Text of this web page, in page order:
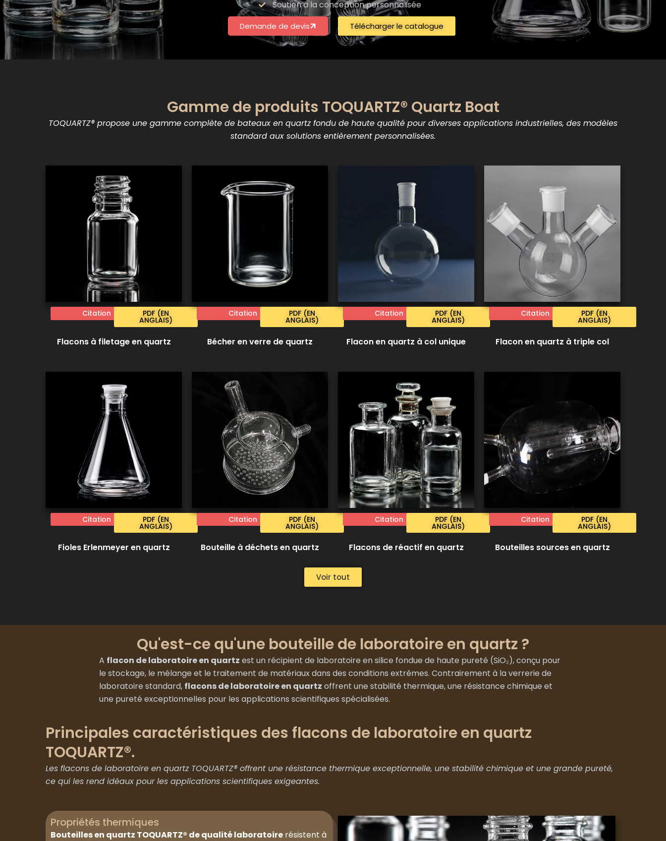
Soutien à la conception personnalisée
Demande de devis Télécharger le catalogue
Gamme de produits TOQUARTZ® Quartz Boat
TOQUARTZ® propose une gamme complète de bateaux en quartz fondu de haute qualité pour diverses applications industrielles, des modèles
standard aux solutions entièrement personnalisées.
Citation PDF (EN
ANGLAIS)
Flacons à filetage en quartz
Citation PDF (EN
ANGLAIS)
Bécher en verre de quartz
Citation PDF (EN
ANGLAIS)
Flacon en quartz à col unique
Citation PDF (EN
ANGLAIS)
Flacon en quartz à triple col
Citation PDF (EN
ANGLAIS)
Fioles Erlenmeyer en quartz
Citation PDF (EN
ANGLAIS)
Bouteille à déchets en quartz
Citation PDF (EN
ANGLAIS)
Flacons de réactif en quartz
Citation PDF (EN
ANGLAIS)
Bouteilles sources en quartz
Voir tout
Qu'est-ce qu'une bouteille de laboratoire en quartz ?
A flacon de laboratoire en quartz est un récipient de laboratoire en silice fondue de haute pureté (SiO₂), conçu pour
le stockage, le mélange et le traitement de matériaux dans des conditions extrêmes. Contrairement à la verrerie de
laboratoire standard, flacons de laboratoire en quartz offrent une stabilité thermique, une résistance chimique et
une pureté exceptionnelles pour les applications scientifiques spécialisées.
Principales caractéristiques des flacons de laboratoire en quartz
TOQUARTZ®.
Les flacons de laboratoire en quartz TOQUARTZ® offrent une résistance thermique exceptionnelle, une stabilité chimique et une grande pureté,
ce qui les rend idéaux pour les applications scientifiques exigeantes.
Propriétés thermiques
Bouteilles en quartz TOQUARTZ® de qualité laboratoire résistent à